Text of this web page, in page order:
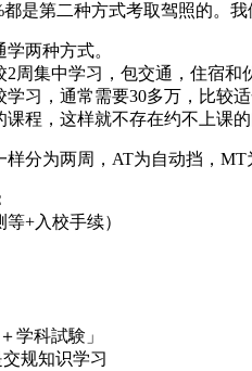
是第二种方式考取驾照的。
两种方式。
周集中学习，包交通，住宿
习，通常需要30多万，比较
程，这样就不存在约不上课的
样分为两周，AT为自动挡，
+入校手续）
学科試験」
规知识学习